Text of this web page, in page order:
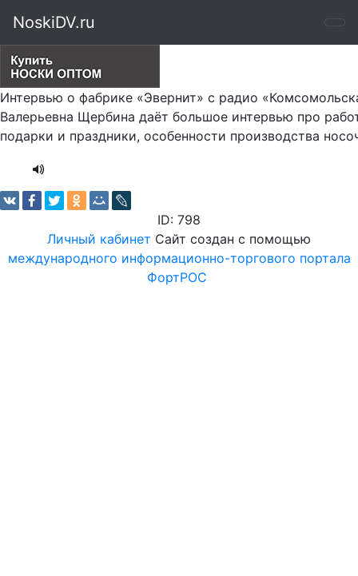
NoskiDV.ru
Интервью о фабрике «Эвернит» с радио
Валерьевна Щербина даёт большое интервью про
подарки и праздники, особенности производства
ID: 798
Личный кабинет Сайт создан с помощью
международного информационно-торгового портала
ФортРОС